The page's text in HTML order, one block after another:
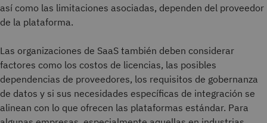
así como las limitaciones asociadas, dependen del proveedor
de la plataforma.
Las organizaciones de SaaS también deben considerar
factores como los costos de licencias, las posibles
dependencias de proveedores, los requisitos de gobernanza
de datos y si sus necesidades específicas de integración se
alinean con lo que ofrecen las plataformas estándar. Para